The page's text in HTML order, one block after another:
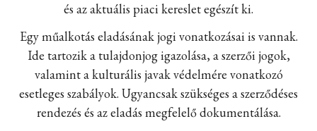
és az aktuális piaci kereslet egészít ki.
Egy műalkotás eladásának jogi vonatkozásai is vannak.
Ide tartozik a tulajdonjog igazolása, a szerzői jogok,
valamint a kulturális javak védelmére vonatkozó
esetleges szabályok. Ugyancsak szükséges a szerződéses
rendezés és az eladás megfelelő dokumentálása.